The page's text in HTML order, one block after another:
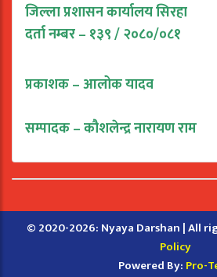
जिल्ला प्रशासन कार्यालय सिरहा
दर्ता नम्बर – १३९ / २०८०/०८१
प्रकाशक – आलोक यादव
सम्पादक – कौशलेन्द्र नारायण राम
© 2020-2026: Nyaya Darshan | All
Policy
Powered By: Pro-